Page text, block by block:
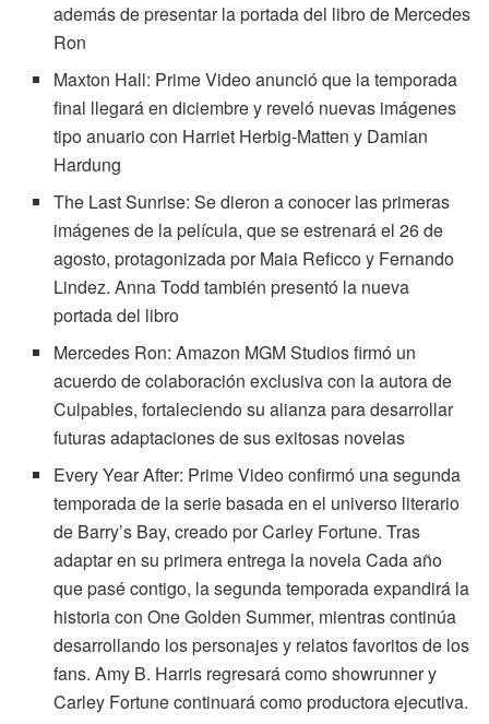
además de presentar la portada del libro de Mercedes
Ron
Maxton Hall: Prime Video anunció que la temporada
final llegará en diciembre y reveló nuevas imágenes
tipo anuario con Harriet Herbig-Matten y Damian
Hardung
The Last Sunrise: Se dieron a conocer las primeras
imágenes de la película, que se estrenará el 26 de
agosto, protagonizada por Maia Reficco y Fernando
Lindez. Anna Todd también presentó la nueva
portada del libro
Mercedes Ron: Amazon MGM Studios firmó un
acuerdo de colaboración exclusiva con la autora de
Culpables, fortaleciendo su alianza para desarrollar
futuras adaptaciones de sus exitosas novelas
Every Year After: Prime Video confirmó una segunda
temporada de la serie basada en el universo literario
de Barry’s Bay, creado por Carley Fortune. Tras
adaptar en su primera entrega la novela Cada año
que pasé contigo, la segunda temporada expandirá la
historia con One Golden Summer, mientras continúa
desarrollando los personajes y relatos favoritos de los
fans. Amy B. Harris regresará como showrunner y
Carley Fortune continuará como productora ejecutiva.